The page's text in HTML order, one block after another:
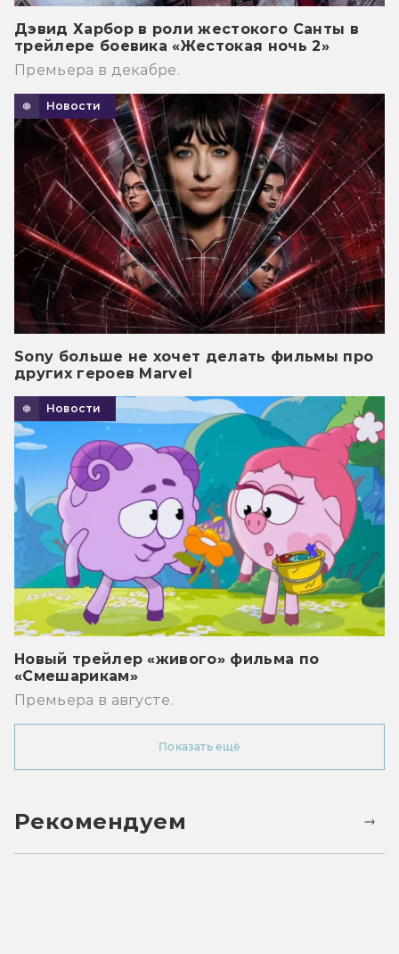
Дэвид Харбор в роли жестокого Санты в
трейлере боевика «Жестокая ночь 2»
Премьера в декабре.
Новости
Sony больше не хочет делать фильмы про
других героев Marvel
Новости
Новый трейлер «живого» фильма по
«Смешарикам»
Премьера в августе.
Показать ещё
Рекомендуем